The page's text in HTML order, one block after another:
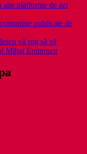
platforme de azi
publicate de
vă rog să vă
Mihai Eminescu